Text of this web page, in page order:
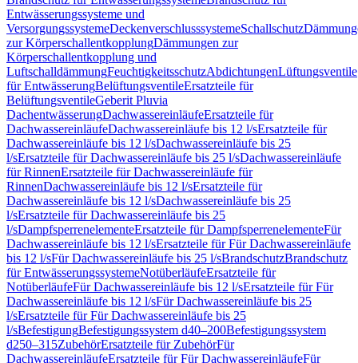
Entwässerungssysteme und
VersorgungssystemeDeckenverschlusssystemeSchallschutz
zur KörperschallentkopplungDämmungen zur
Körperschallentkopplung und
LuftschalldämmungFeuchtigkeitsschutzAbdichtungenLüftungsventile
für EntwässerungBelüftungsventileErsatzteile für
BelüftungsventileGeberit Pluvia
DachentwässerungDachwassereinläufeErsatzteile für
DachwassereinläufeDachwassereinläufe bis 12 l/sErsatzteile für
Dachwassereinläufe bis 12 l/sDachwassereinläufe bis 25
l/sErsatzteile für Dachwassereinläufe bis 25 l/sDachwassereinläufe
für RinnenErsatzteile für Dachwassereinläufe für
RinnenDachwassereinläufe bis 12 l/sErsatzteile für
Dachwassereinläufe bis 12 l/sDachwassereinläufe bis 25
l/sErsatzteile für Dachwassereinläufe bis 25
l/sDampfsperrenelementeErsatzteile für DampfsperrenelementeFür
Dachwassereinläufe bis 12 l/sErsatzteile für Für Dachwassereinläufe
bis 12 l/sFür Dachwassereinläufe bis 25 l/sBrandschutzBrandschutz
für EntwässerungssystemeNotüberläufeErsatzteile für
NotüberläufeFür Dachwassereinläufe bis 12 l/sErsatzteile für Für
Dachwassereinläufe bis 12 l/sFür Dachwassereinläufe bis 25
l/sErsatzteile für Für Dachwassereinläufe bis 25
l/sBefestigungBefestigungssystem d40–200Befestigungssystem
d250–315ZubehörErsatzteile für ZubehörFür
DachwassereinläufeErsatzteile für Für DachwassereinläufeFür